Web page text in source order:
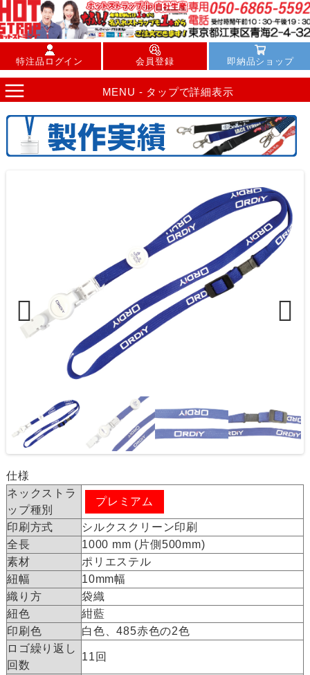
特注品ログイン 会員登録 即納品ショップ
MENU - タップで詳細表示
Previous
仕様
ネックストラ
ップ種別
プレミアム
印刷方式
シルクスクリーン印刷
全長
1000 mm (片側500mm)
素材
ポリエステル
紐幅
10mm幅
織り方
袋織
紐色
紺藍
印刷色
白色、485赤色の2色
ロゴ繰り返し
回数
11回